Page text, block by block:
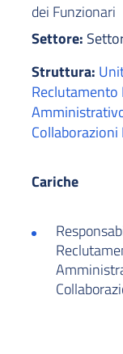
dei Funzionari
Settore:
Struttura:
Reclutamento
Collaborazioni
Cariche